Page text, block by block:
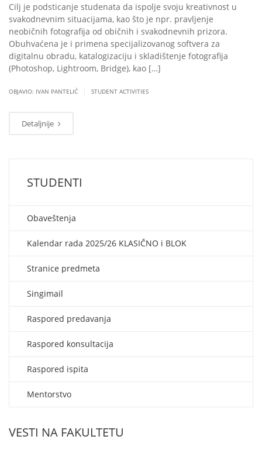
Cilj je podsticanje studenata da ispolje svoju kreativnost u
svakodnevnim situacijama, kao što je npr. pravljenje
neobičnih fotografija od običnih i svakodnevnih prizora.
Obuhvaćena je i primena specijalizovanog softvera za
digitalnu obradu, katalogizaciju i skladištenje fotografija
(Photoshop, Lightroom, Bridge), kao […]
OBJAVIO: IVAN PANTELIĆ STUDENT ACTIVITIES
Detaljnije
STUDENTI
Obaveštenja
Kalendar rada 2025/26 KLASIČNO i BLOK
Stranice predmeta
Singimail
Raspored predavanja
Raspored konsultacija
Raspored ispita
Mentorstvo
VESTI NA FAKULTETU